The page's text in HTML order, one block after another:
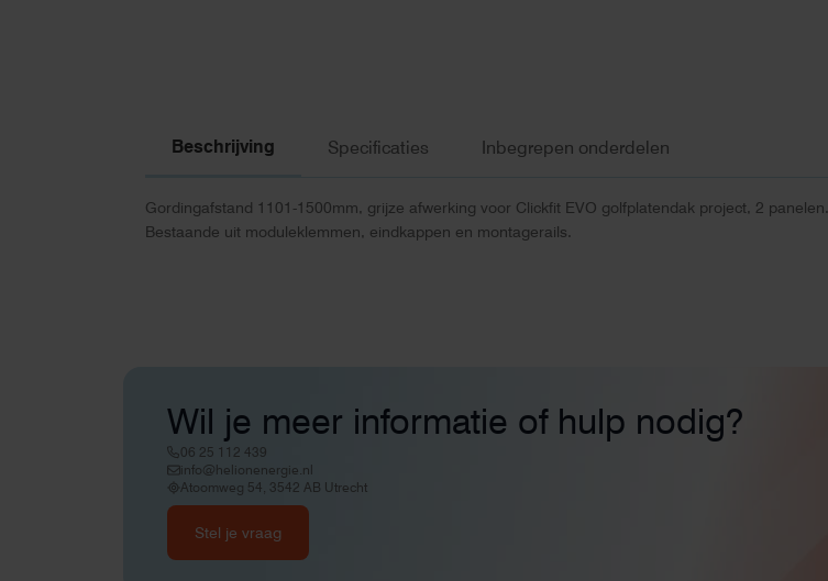
Beschrijving Specificaties Inbegrepen onderdelen
Gordingafstand 1101-1500mm, grijze afwerking voor Clickfit EVO golfplatendak project, 2 panelen.
Bestaande uit moduleklemmen, eindkappen en montagerails.
Wil je meer informatie of hulp nodig?
06 25 112 439
info@helionenergie.nl
Atoomweg 54, 3542 AB Utrecht
Stel je vraag